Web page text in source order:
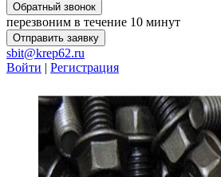
Обратный звонок
перезвоним в течение 10 минут
Отправить заявку
sbit@krep62.ru
Войти | Регистрация